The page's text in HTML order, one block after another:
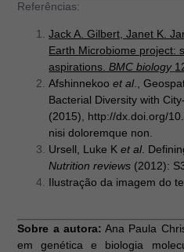
Referências:
Jack A. Gilbert, Janet K.
Earth Microbiome project:
aspirations. BMC biology
Afshinnekooet al.,
Bacterial Diversity with
(2015), http://dx.doi.org/
nisi doloremque non.
Ursell, Luke Ket al.
Nutrition reviews (2012):
Ilustração da imagem do
Sobre a autora: Ana Paula
em genética e biologia